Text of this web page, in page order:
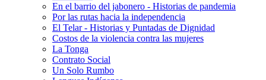
En el barrio del jabonero - Historias de pandemia
Por las rutas hacia la independencia
El Telar - Historias y Puntadas de Dignidad
Costos de la violencia contra las mujeres
La Tonga
Contrato Social
Un Solo Rumbo